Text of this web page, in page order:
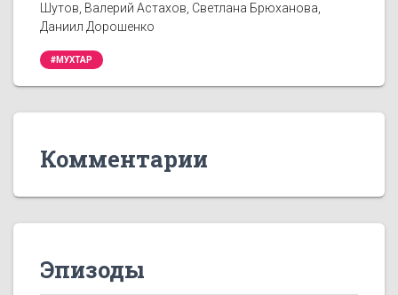
Шутов, Валерий Астахов, Светлана Брюханова,
Даниил Дорошенко
#МУХТАР
Комментарии
Эпизоды